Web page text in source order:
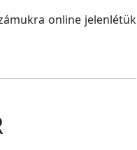
online jelenlétük